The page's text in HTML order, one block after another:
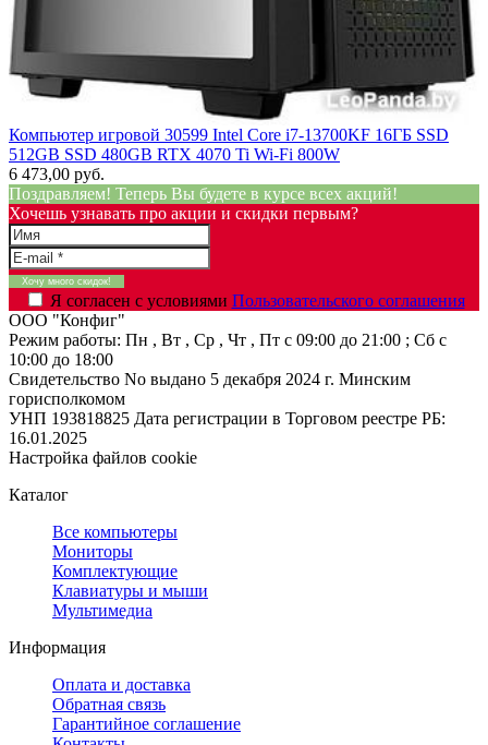
Компьютер игровой 30599 Intel Core i7-13700KF 16ГБ SSD
512GB SSD 480GB RTX 4070 Ti Wi-Fi 800W
6 473,00 руб.
Поздравляем! Теперь Вы будете в курсе всех акций!
Хочешь узнавать про акции и скидки первым?
Я согласен с условиями Пользовательского соглашения
ООО "Конфиг"
Режим работы: Пн , Вт , Ср , Чт , Пт c 09:00 до 21:00 ; Сб c
10:00 до 18:00
Свидетельство No выдано 5 декабря 2024 г. Минским
горисполкомом
УНП 193818825 Дата регистрации в Торговом реестре РБ:
16.01.2025
Настройка файлов cookie
Каталог
Все компьютеры
Мониторы
Комплектующие
Клавиатуры и мыши
Мультимедиа
Информация
Оплата и доставка
Обратная связь
Гарантийное соглашение